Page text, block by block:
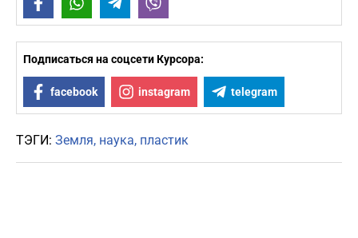
FacebookWhatsAppTelegram
Подписаться на соцсети Курсора:
facebook instagram telegram
ТЭГИ: Земля наука пластик